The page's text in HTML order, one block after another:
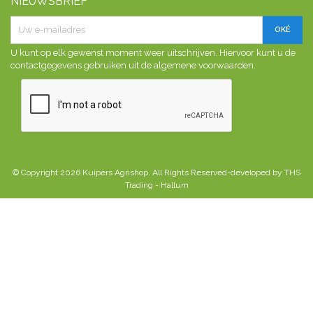
U kunt op elk gewenst moment weer uitschrijven. Hiervoor kunt u de
contactgegevens gebruiken uit de algemene voorwaarden.
© Copyright 2026 Kuipers Agrishop. All Rights Reserved-developed by THS
Trading - Hallum